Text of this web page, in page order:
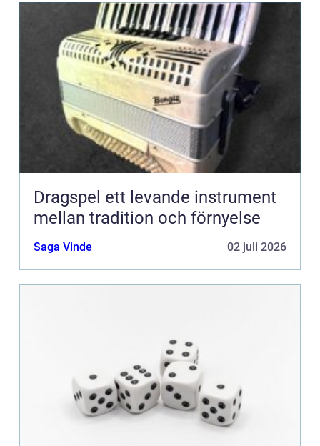
Dragspel ett levande instrument
mellan tradition och förnyelse
Saga Vinde 02 juli 2026